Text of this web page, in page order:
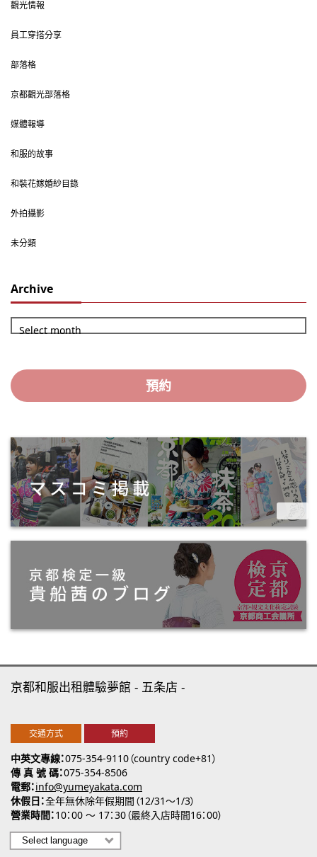
觀光情報
員工穿搭分享
部落格
京都觀光部落格
媒體報導
和服的故事
和裝花嫁婚紗目錄
外拍攝影
未分類
Archive
Select month
預約
中英文專線 075-354-9110（country code+81）
傳 真 號 碼 075-354-8506
電郵 info@yumeyakata.com
休假日 全年無休除年假期間（12/31～1/3）
營業時間 10：00 ～ 17：30（最終入店時間16：00）
京都和服出租體驗夢館 五条店
交通方式 預約